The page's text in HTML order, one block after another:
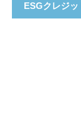
ESGクレジ